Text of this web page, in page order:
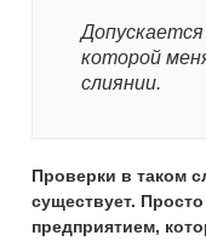
которой
слиянии.
Проверки в таком
существует.
предприятием,